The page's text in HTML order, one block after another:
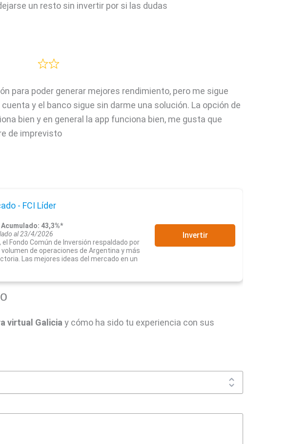
un resto sin invertir por si las dudas
para poder generar mejores rendimiento, pero me sigue
y el banco sigue sin darme una solución. La opción de
bien y en general la app funciona bien, me gusta que
de imprevisto
- FCI Líder
43,3%*
al 23/4/2026
Fondo Común de Inversión respaldado por
de operaciones de Argentina y más
Las mejores ideas del mercado en un
Invertir
virtual Galiciay cómo ha sido tu experiencia con sus